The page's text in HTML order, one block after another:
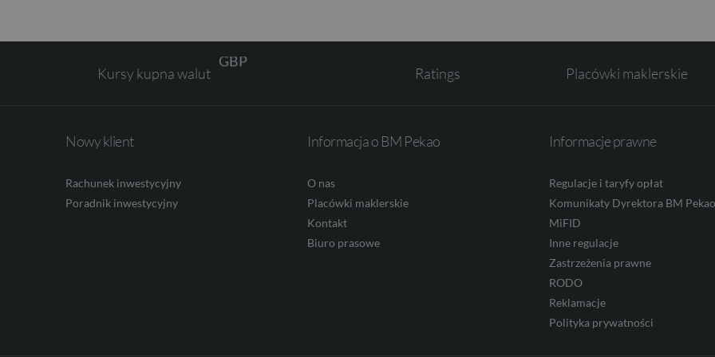
Kursy kupna walut Ratings Placówki maklerskie
Nowy klient
Rachunek inwestycyjny
Poradnik inwestycyjny
Informacja o BM Pekao
O nas
Placówki maklerskie
Kontakt
Biuro prasowe
Informacje prawne
Regulacje i taryfy opłat
Komunikaty Dyrektora BM Pekao
MiFID
Inne regulacje
Zastrzeżenia prawne
RODO
Reklamacje
Polityka prywatności